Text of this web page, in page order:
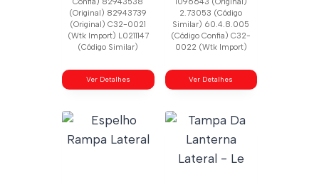
(Original) 82943739
(Original) C32-0021
(Wtk Import) L0211147
(Código Similar)
Ver Detalhes
2.73053 (Código
Similar) 60.4.8.005
(Código Confia) C32-
0022 (Wtk Import)
Ver Detalhes